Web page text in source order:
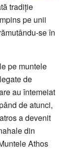
tradiție
pe unii
se în
pe muntele
de
au întemeiat
de atunci,
a devenit
din
Athos